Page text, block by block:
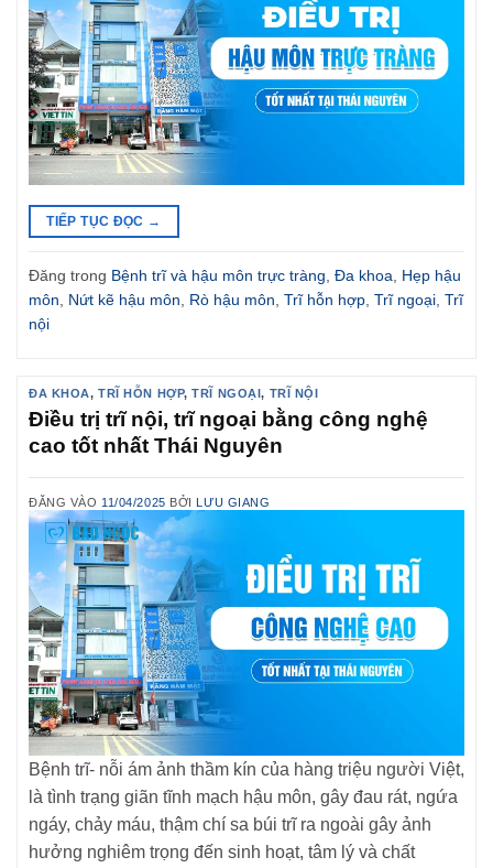
TIẾP TỤC ĐỌC →
Đăng trong Bệnh trĩ và hậu môn trực tràng, Đa khoa, Hẹp hậu
môn, Nứt kẽ hậu môn, Rò hậu môn, Trĩ hỗn hợp, Trĩ ngoại, Trĩ
nội
ĐA KHOA,TRĨ HỖN HỢP,TRĨ NGOẠI, TRĨ NỘI
Điều trị trĩ nội, trĩ ngoại bằng công nghệ
cao tốt nhất Thái Nguyên
ĐĂNG VÀO 11/04/2025 BỞILƯU GIANG
Bệnh trĩ- nỗi ám ảnh thầm kín của hàng triệu người Việt,
là tình trạng giãn tĩnh mạch hậu môn, gây đau rát, ngứa
ngáy, chảy máu, thậm chí sa búi trĩ ra ngoài gây ảnh
hưởng nghiêm trọng đến sinh hoạt, tâm lý và chất